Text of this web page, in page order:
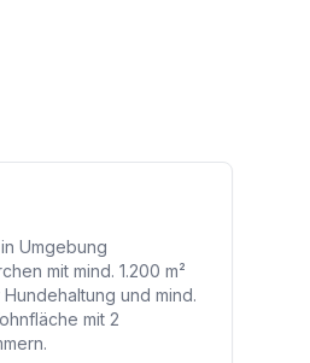
Umgebung
mit mind. 1.200 m²
und mind.
mit 2